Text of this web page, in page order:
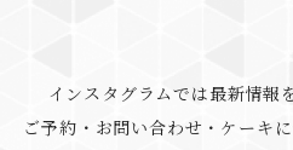
インスタグラムでは最新情報
ご予約・お問い合わせ・ケーキ